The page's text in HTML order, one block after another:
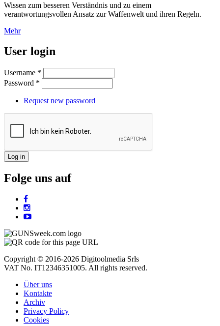
Wissen zum besseren Verständnis und zu einem
verantwortungsvollen Ansatz zur Waffenwelt und ihren Regeln.
Mehr
User login
Username *
Password *
Request new password
Folge uns auf
Copyright © 2016-2026 Digitoolmedia Srls
VAT No. IT12346351005. All rights reserved.
Über uns
Kontakte
Archiv
Privacy Policy
Cookies